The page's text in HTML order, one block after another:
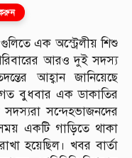
গুলিতে এক অস্ট্রেলীয় শিশু
আরও দুই সদস্য
আহ্বান জানিয়েছে
গত বুধবার এক ডাকাতির
সন্দেহভাজনদের
একটি গাড়িতে থাকা
হয়েছিল। খবর বার্তা